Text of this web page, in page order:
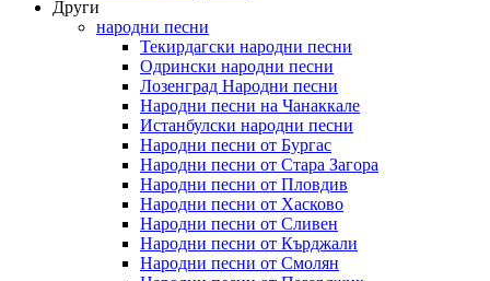
Други
народни песни
Текирдагски народни песни
Одрински народни песни
Лозенград Народни песни
Народни песни на Чанаккале
Истанбулски народни песни
Народни песни от Бургас
Народни песни от Стара Загора
Народни песни от Пловдив
Народни песни от Хасково
Народни песни от Сливен
Народни песни от Кърджали
Народни песни от Смолян